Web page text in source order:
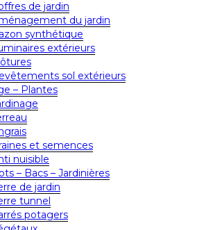
de jardin
du jardin
synthétique
extérieurs
sol extérieurs
– Plantes
et semences
nuisible
– Bacs – Jardinières
de jardin
tunnel
potagers